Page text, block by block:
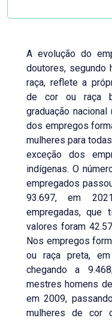
A evolução do
doutores, segundo
raça, reflete a
de cor ou raça
graduação
dos empregos
mulheres para
exceção dos
indígenas. O
empregados
93.697, em
empregadas, que
valores foram
Nos empregos
ou raça preta,
chegando a
mestres homens
em 2009,
mulheres de cor